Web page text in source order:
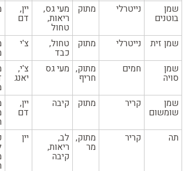
שמן
בוטנים
נייטרלי מתוק מעי גס,
ריאות,
טחול
יין,
דם
שמן זית נייטרלי מתוק טחול,
כבד
צ'י
שמן
סויה
חמים מתוק,
חריף
מעי גס צ'י,
יאנג
שמן
שומשום
קריר מתוק קיבה יין,
דם
תה
קריר מתוק,
מר
לב,
ריאות,
קיבה
יין